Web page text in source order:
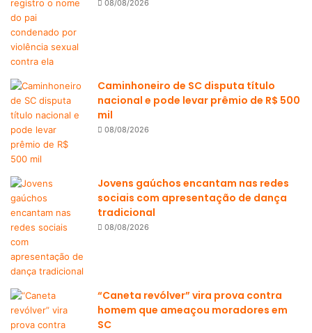
08/08/2026
Caminhoneiro de SC disputa título
nacional e pode levar prêmio de R$ 500
mil
08/08/2026
Jovens gaúchos encantam nas redes
sociais com apresentação de dança
tradicional
08/08/2026
“Caneta revólver” vira prova contra
homem que ameaçou moradores em
SC